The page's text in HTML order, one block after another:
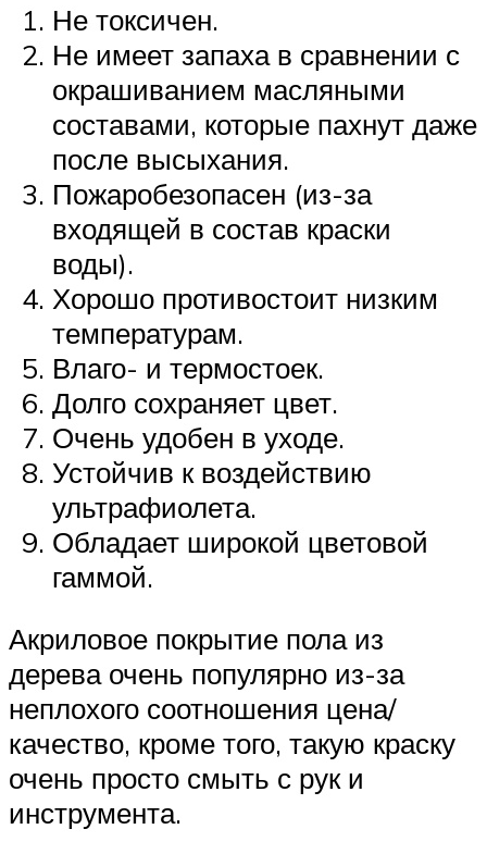
Не токсичен.
Не имеет запаха в сравнении с
окрашиванием масляными
составами, которые пахнут даже
после высыхания.
Пожаробезопасен (из-за
входящей в состав краски
воды).
Хорошо противостоит низким
температурам.
Влаго- и термостоек.
Долго сохраняет цвет.
Очень удобен в уходе.
Устойчив к воздействию
ультрафиолета.
Обладает широкой цветовой
гаммой.
Акриловое покрытие пола из
дерева очень популярно из-за
неплохого соотношения цена/
качество, кроме того, такую краску
очень просто смыть с рук и
инструмента.